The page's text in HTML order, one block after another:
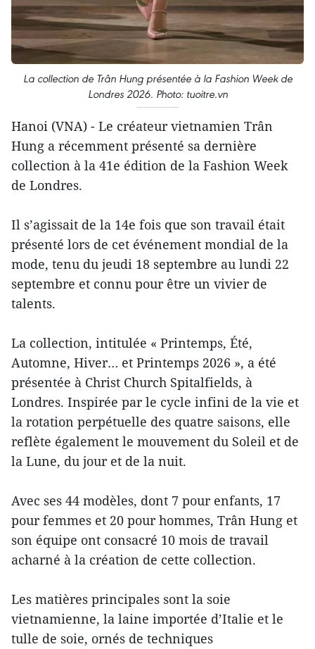
La collection de Trân Hung présentée à la Fashion Week de
Londres 2026. Photo: tuoitre.vn
Hanoi (VNA) - Le créateur vietnamien Trân
Hung a récemment présenté sa dernière
collection à la 41e édition de la Fashion Week
de Londres.
Il s’agissait de la 14e fois que son travail était
présenté lors de cet événement mondial de la
mode, tenu du jeudi 18 septembre au lundi 22
septembre et connu pour être un vivier de
talents.
La collection, intitulée « Printemps, Été,
Automne, Hiver… et Printemps 2026 », a été
présentée à Christ Church Spitalfields, à
Londres. Inspirée par le cycle infini de la vie et
la rotation perpétuelle des quatre saisons, elle
reflète également le mouvement du Soleil et de
la Lune, du jour et de la nuit.
Avec ses 44 modèles, dont 7 pour enfants, 17
pour femmes et 20 pour hommes, Trân Hung et
son équipe ont consacré 10 mois de travail
acharné à la création de cette collection.
Les matières principales sont la soie
vietnamienne, la laine importée d’Italie et le
tulle de soie, ornés de techniques